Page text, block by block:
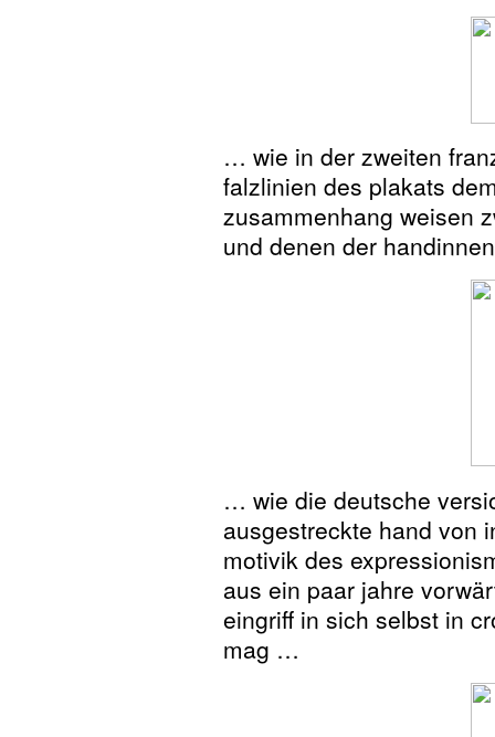
… wie in der zweiten
falzlinien des plakats
zusammenhang weisen
und denen der
… wie die deutsche
ausgestreckte hand von
motivik des
aus ein paar jahre
eingriff in sich selbst in
mag …